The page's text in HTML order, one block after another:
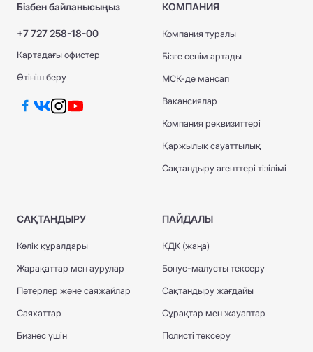
Бізбен байланысыңыз
+7 727 258-18-00
Картадағы офистер
Өтініш беру
КОМПАНИЯ
Компания туралы
Бізге сенім артады
МСК-де мансап
Вакансиялар
Компания реквизиттері
Қаржылық сауаттылық
Сақтандыру агенттері тізілімі
САҚТАНДЫРУ
Көлік құралдары
Жарақаттар мен аурулар
Пәтерлер және саяжайлар
Саяхаттар
Бизнес үшін
ПАЙДАЛЫ
КДК (жаңа)
Бонус-малусты тексеру
Сақтандыру жағдайы
Сұрақтар мен жауаптар
Полисті тексеру